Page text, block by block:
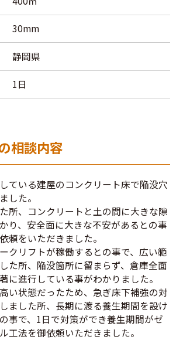
30mm
静岡県
1日
相談内容
ている建屋のコンクリート床で陥没穴
した。
所、コンクリートと土の間に大きな隙
り、安全面に大きな不安があるとの事
頼をいただきました。
クリフトが稼働するとの事で、広い範
た所、陥没箇所に留まらず、倉庫全面
に進行している事がわかりました。
い状態だったため、急ぎ床下補強の対
ました所、長期に渡る養生期間を設け
事で、1日で対策ができ養生期間がゼ
工法を御依頼いただきました。